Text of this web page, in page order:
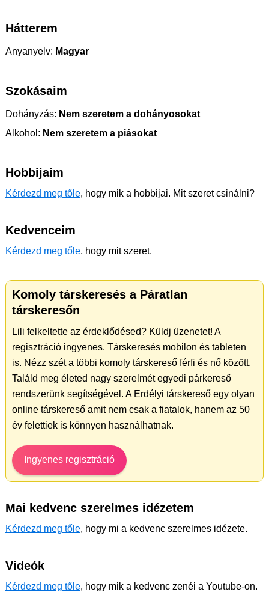
Hátterem
Anyanyelv: Magyar
Szokásaim
Dohányzás: Nem szeretem a dohányosokat
Alkohol: Nem szeretem a piásokat
Hobbijaim
Kérdezd meg tőle, hogy mik a hobbijai. Mit szeret csinálni?
Kedvenceim
Kérdezd meg tőle, hogy mit szeret.
Komoly társkeresés a Páratlan
társkeresőn
Lili felkeltette az érdeklődésed? Küldj üzenetet! A
regisztráció ingyenes. Társkeresés mobilon és tableten
is. Nézz szét a többi komoly társkereső férfi és nő között.
Találd meg életed nagy szerelmét egyedi párkereső
rendszerünk segítségével. A Erdélyi társkereső egy olyan
online társkereső amit nem csak a fiatalok, hanem az 50
év felettiek is könnyen használhatnak.
Ingyenes regisztráció
Mai kedvenc szerelmes idézetem
Kérdezd meg tőle, hogy mi a kedvenc szerelmes idézete.
Videók
Kérdezd meg tőle, hogy mik a kedvenc zenéi a Youtube-on.